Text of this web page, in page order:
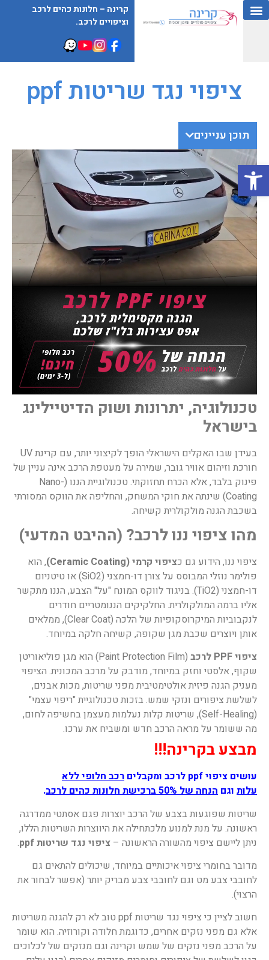
פתח סרגל נגישות
קרינה – חלונות כהים לרכב
וציפויים לרכב.
ציפוי נגד שריטות ppf
תוכן עניינים
טכנולוגיה, יתרונות ושוק הדיטיילינג
בישראל
בעידן שבו האקלים הישראלי הופך לקיצוני יותר, עם קרינת UV
חורכת וזיהום אוויר גובר, שמירה על מעטפת הרכב אינה עניין של
פינוק בלבד, אלא הכרח תחזוקתי. טכנולוגיית הננו (Nano-
Coating) שינתה את חוקי המשחק, והחליפה את הווקס המסורתי
בשכבת הגנה מולקולרית קשיחה.
מהו ציפוי ננו לרכב? (ההיבט המדעי)
ציפוי ננו, הידוע גם כציפוי קרמי (Ceramic Coating)
, הוא
פולימר נוזלי המבוסס על צורן דו-חמצני (SiO2) או טיטניום
דו-חמצני (TiO2). בניגוד לווקס המונח "על" הצבע, הננו מתקשר
אליו ברמה המולקולרית. החלקיקים הננומטריים חודרים
לנקבוביות המיקרוסקופיות של הלכה (Clear Coat), ממלאים
אותן ויוצרים שכבת מגן שקופה, קשיחה חלקה במיוחד.
ציפוי PPF לרכב
(Paint Protection Film) הוא מגן פוליאוריטן
שקוף, אלסטי וחזק במיוחד, מודבק על מרכב המכונית. הציפוי
מעניק הגנה פיזית אולטימטיבית מפני שריטות, מכות אבנים,
לשלשת ציפורים ונזקי שמש. בזכות טכנולוגיית "ריפוי עצמי"
(Self-Healing), שריטות קלות נעלמות מעצמן בחשיפה לחום,
מה ששומר על מראה הרכב חדש ומשביח את ערכו.
מבצע בקרינה!!!
עושים ציפוי ppf לרכב ומקבלים
רכב חלופי ללא
עלות וגם הנחה של 50% ברכישת חלונות כהים לרכב
.
שריטות שפוגעות בצבע של הרכב יוצרות פגם אסתטי ממדרגה
ראשונה. על מנת למנוע מלכתחילה את היווצרות השריטות הללו,
ניתן ליישם ציפוי מהשורה הראשונה – ציפוי נגד שריטותppf
.
מדובר בחומרי ציפוי איכותיים במיוחד, שיכולים להתאים גם
לחובבי צבע מט וגם לחובבי צבע מבריק יותר (אפשר לבחור את
הרצוי).
חשוב לציין כי ציפוי נגד שריטות ppf טוב לא רק להגנה משריטות
אלא גם מפני נזקים אחרים, כדוגמת חלודה וקורוזיה. הוא שומר
על הרכב מפני נזקים של שמש וקרינה וגם מנזקים של לכלוכים